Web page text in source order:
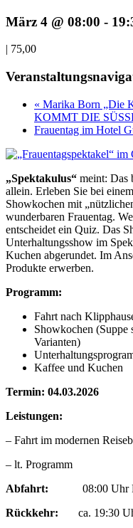
März 4 @ 08:00 -
| 75,00
« Marika Born „Die
KOMMT DIE
Frauentag im Hotel
„Spektakulus“ meint: Das
allein. Erleben Sie bei
Showkochen mit
wunderbaren Frauentag.
entscheidet ein Quiz. Das
Unterhaltungsshow im
Kuchen abgerundet. Im
Produkte erwerben.
Programm:
Fahrt nach
Showkochen (Suppe
Varianten)
Kaffee und Kuchen
Termin: 04.03.2026
Leistungen:
– Fahrt im modernen
– lt. Programm
Abfahrt: 08:00 Uhr
Rückkehr: ca. 19:30